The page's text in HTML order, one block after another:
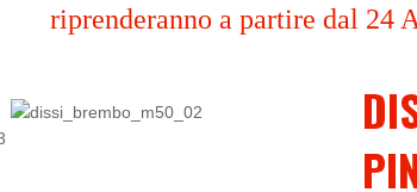
riprenderanno a partire dal 24